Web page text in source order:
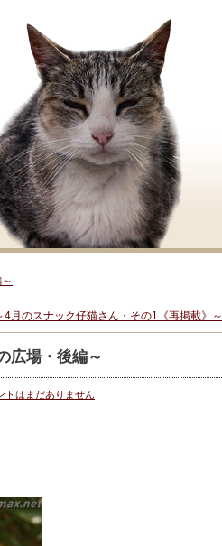
月のスナック仔猫さん・その1《再掲載》～
広場・後編～
トはまだありません